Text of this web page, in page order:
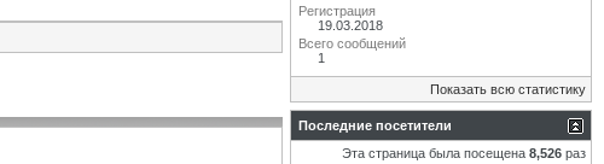
Регистрация
19.03.2018
Всего сообщений
1
Показать всю статистику
Последние посетители
Эта страница была посещена 8,526 раз